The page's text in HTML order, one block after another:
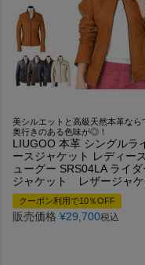
美シルエットと高級天然本革なら
奥行きのある色味が◎！
LIUGOO 本革 シングルラ
ースジャケット レディー
ューグー SRS04LA ライダ
ジャケット レザージャケ
クーポン利用で10％OFF
販売価格 ¥29,700税込